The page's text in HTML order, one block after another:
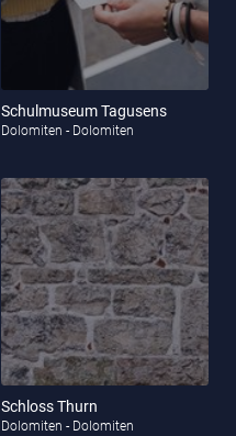
Schulmuseum Tagusens
Dolomiten - Dolomiten
Schloss Thurn
Dolomiten - Dolomiten